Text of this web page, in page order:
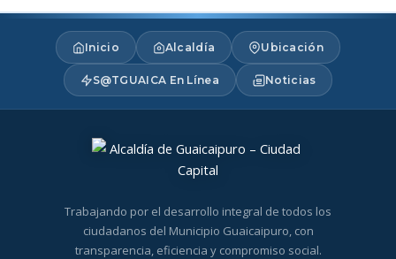
Inicio Alcaldía Ubicación
S@TGUAICA En Línea Noticias
Trabajando por el desarrollo integral de todos los
ciudadanos del Municipio Guaicaipuro, con
transparencia, eficiencia y compromiso social.